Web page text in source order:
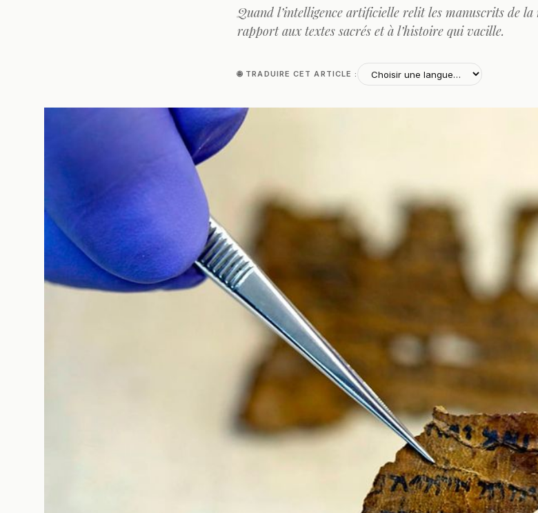
Quand l’intelligence artificielle relit les manuscrits de la
rapport aux textes sacrés et à l’histoire qui vacille.
🌐 TRADUIRE CET ARTICLE :